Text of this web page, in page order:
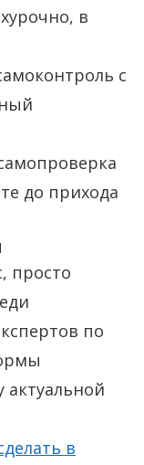
в
с
до прихода
просто
по
актуальной
в